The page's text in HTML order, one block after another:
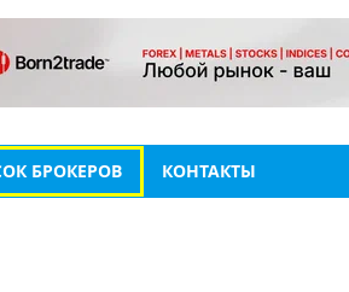
БРОКЕРОВ КОНТАКТЫ